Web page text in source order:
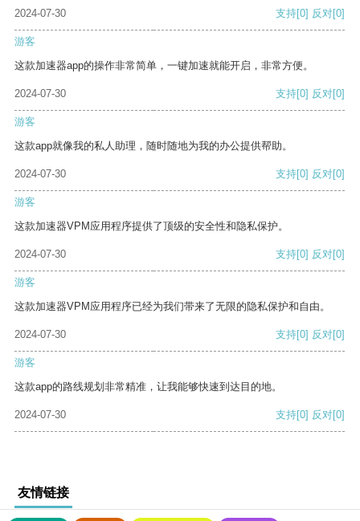
2024-07-30 支持[0] 反对[0]
游客
这款加速器app的操作非常简单，一键加速就能开启，非常方便。
2024-07-30 支持[0] 反对[0]
游客
这款app就像我的私人助理，随时随地为我的办公提供帮助。
2024-07-30 支持[0] 反对[0]
游客
这款加速器VPM应用程序提供了顶级的安全性和隐私保护。
2024-07-30 支持[0] 反对[0]
游客
这款加速器VPM应用程序已经为我们带来了无限的隐私保护和自由。
2024-07-30 支持[0] 反对[0]
游客
这款app的路线规划非常精准，让我能够快速到达目的地。
2024-07-30 支持[0] 反对[0]
友情链接